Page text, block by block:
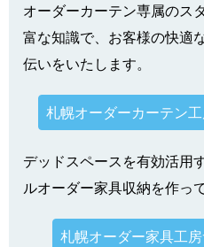
オーダーカーテン専属のス
富な知識で、お客様の快適
伝いをいたします。
札幌オーダーカーテン
デッドスペースを有効活用
ルオーダー家具収納を作っ
札幌オーダー家具工